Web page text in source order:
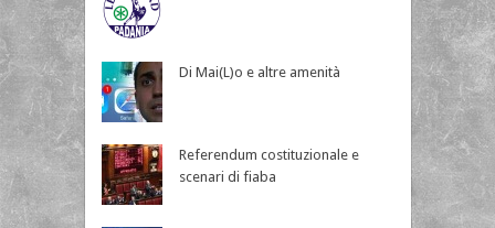
Di Mai(L)o e altre amenità
Referendum costituzionale e
scenari di fiaba